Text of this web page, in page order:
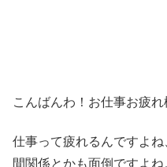
こんばんわ！お仕事お疲れ
仕事って疲れるんですよ
間関係とかも面倒ですよね